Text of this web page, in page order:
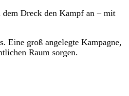
dem Dreck den Kampf an – mit
Eine groß angelegte Kampagne,
Raum sorgen.